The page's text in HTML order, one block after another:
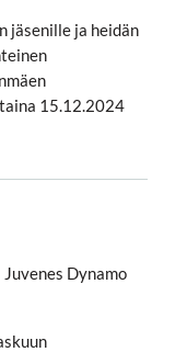
jäsenille ja heidän
15.12.2024
Juvenes Dynamo